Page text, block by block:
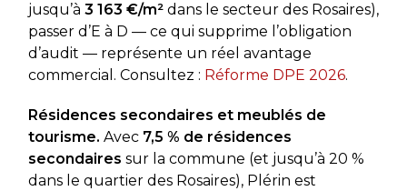
jusqu’à 3 163 €/m²dans le secteur des Rosaires),
passer d’E à D — ce qui supprime l’obligation
d’audit — représente un réel avantage
commercial. Consultez : Réforme DPE 2026.
Résidences secondaires et meublés de
tourisme. Avec 7,5 % de résidences
secondaires sur la commune (et jusqu’à 20 %
dans le quartier des Rosaires), Plérin est